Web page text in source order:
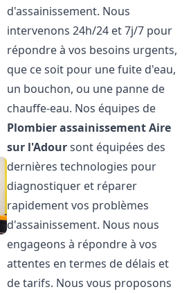
d'assainissement. Nous
intervenons 24h/24 et 7j/7 pour
répondre à vos besoins urgents,
que ce soit pour une fuite d'eau,
un bouchon, ou une panne de
chauffe-eau. Nos équipes de
Plombier assainissementAire
sur l'Adoursont équipées des
dernières technologies pour
diagnostiquer et réparer
rapidement vos problèmes
d'assainissement. Nous nous
engageons à répondre à vos
attentes en termes de délais et
de tarifs. Nous vous proposons